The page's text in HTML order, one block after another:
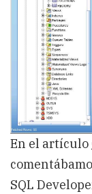
En el artículo
SQL